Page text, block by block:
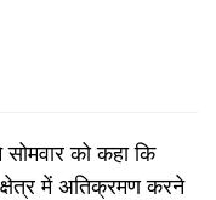
को कहा कि
क्षेत्र में अतिक्रमण करने